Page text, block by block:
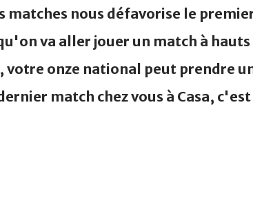
nous défavorise le
va aller jouer un match à hauts
votre onze national peut prendre
match chez vous à Casa, c'est